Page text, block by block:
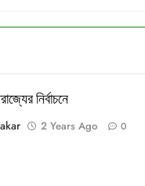
নির্বাচনে
2 Years Ago 0